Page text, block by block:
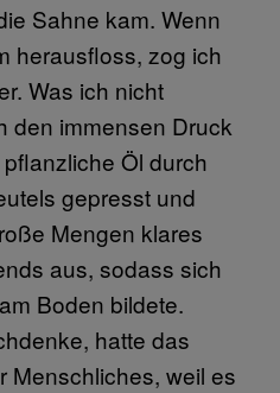
Sahne kam. Wenn
herausfloss, zog ich
Was ich nicht
den immensen Druck
Öl durch
gepresst und
Mengen klares
aus, sodass sich
Boden bildete.
hatte das
Menschliches, weil es